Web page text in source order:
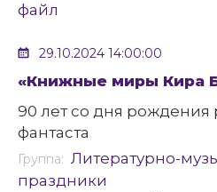
файл
29.10.2024 14:00:00
«Книжные миры Кира
90 лет со дня рождения
фантаста
Группа: Литературно-
праздники